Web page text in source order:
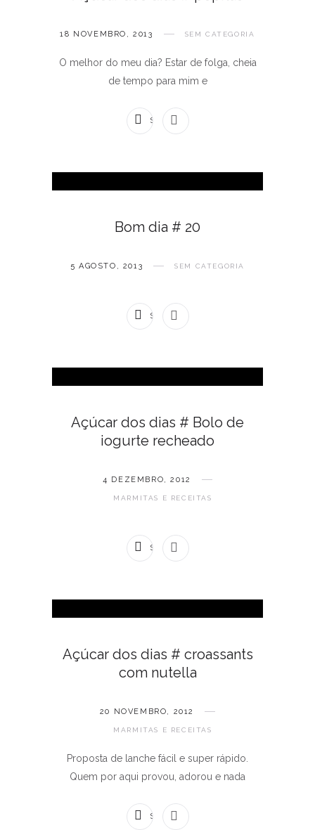
18 NOVEMBRO, 2013 SEM CATEGORIA
O melhor do meu dia? Estar de folga, cheia
de tempo para mim e
SEM COMENTÁRIOS
Bom dia # 20
5 AGOSTO, 2013 SEM CATEGORIA
SEM COMENTÁRIOS
Açúcar dos dias # Bolo de
iogurte recheado
4 DEZEMBRO, 2012
MARMITAS E RECEITAS
SEM COMENTÁRIOS
Açúcar dos dias # croassants
com nutella
20 NOVEMBRO, 2012
MARMITAS E RECEITAS
Proposta de lanche fácil e super rápido.
Quem por aqui provou, adorou e nada
SEM COMENTÁRIOS